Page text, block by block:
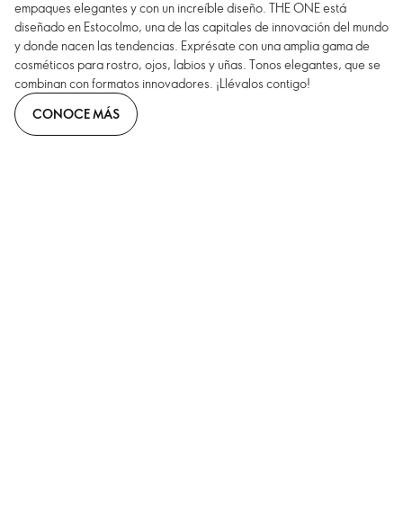
empaques elegantes y con un increíble diseño. THE ONE está
diseñado en Estocolmo, una de las capitales de innovación del mundo
y donde nacen las tendencias. Exprésate con una amplia gama de
cosméticos para rostro, ojos, labios y uñas. Tonos elegantes, que se
combinan con formatos innovadores. ¡Llévalos contigo!
CONOCE MÁS